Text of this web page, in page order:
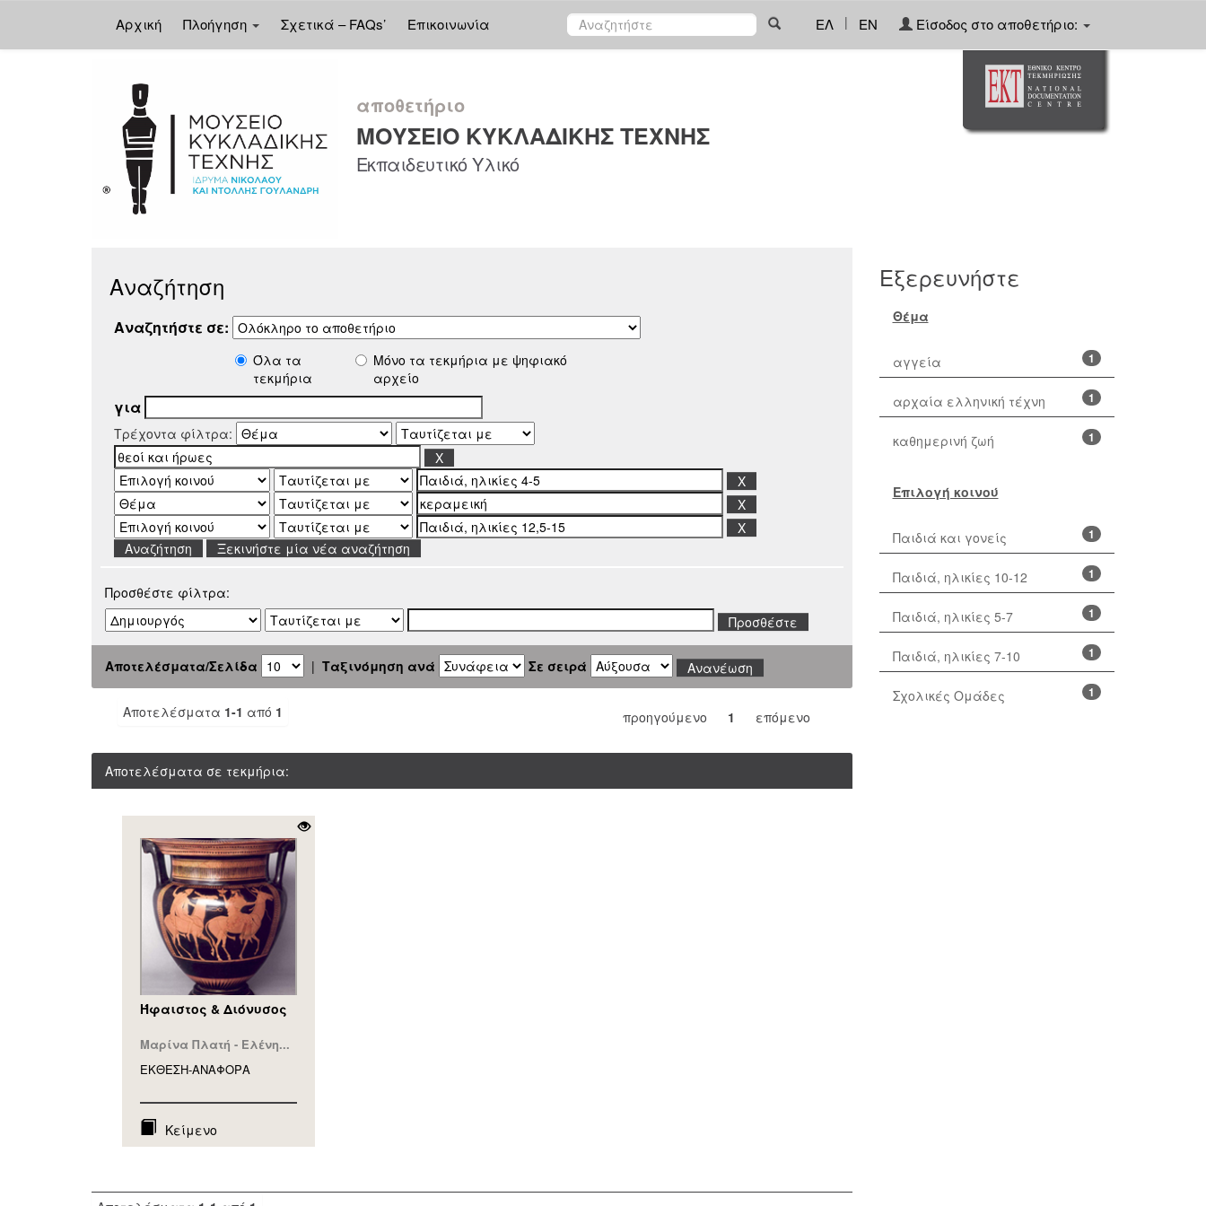
Αρχική Πλοήγηση Σχετικά – FAQs’ Επικοινωνία ΕΛ | EN Είσοδος στο αποθετήριο:
αποθετήριο
ΜΟΥΣΕΙΟ ΚΥΚΛΑΔΙΚΗΣ ΤΕΧΝΗΣ
Εκπαιδευτικό Υλικό
Αναζήτηση
Αναζητήστε σε:
Όλα τα
τεκμήρια
Μόνο τα τεκμήρια με ψηφιακό
αρχείο
για
Τρέχοντα φίλτρα:
Ξεκινήστε μία νέα αναζήτηση
Προσθέστε φίλτρα:
Αποτελέσματα/Σελίδα | Ταξινόμηση ανά Σε σειρά
Αποτελέσματα 1-1 από 1 προηγούμενο 1 επόμενο
Αποτελέσματα σε τεκμήρια:
Ήφαιστος & Διόνυσος
Μαρίνα Πλατή - Ελένη...
ΕΚΘΕΣΗ-ΑΝΑΦΟΡA
Κείμενο
Εξερευνήστε
Θέμα
1
αγγεία
1
αρχαία ελληνική τέχνη
1
καθημερινή ζωή
Επιλογή κοινού
1
Παιδιά και γονείς
1
Παιδιά, ηλικίες 10-12
1
Παιδιά, ηλικίες 5-7
1
Παιδιά, ηλικίες 7-10
1
Σχολικές Ομάδες